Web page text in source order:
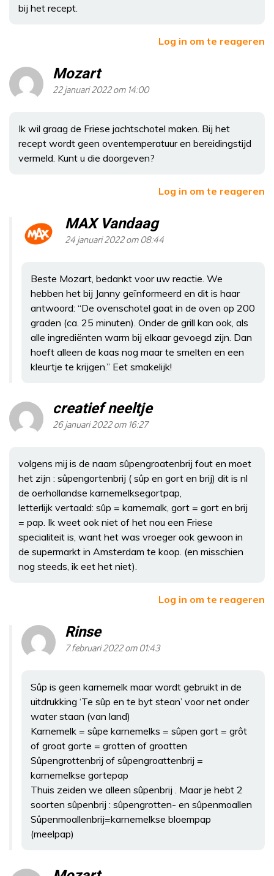
bij het recept.
Log in om te reageren
Mozart
22 januari 2022 om 14:00
Ik wil graag de Friese jachtschotel maken. Bij het
recept wordt geen oventemperatuur en bereidingstijd
vermeld. Kunt u die doorgeven?
Log in om te reageren
MAX Vandaag
24 januari 2022 om 08:44
Beste Mozart, bedankt voor uw reactie. We
hebben het bij Janny geïnformeerd en dit is haar
antwoord: “De ovenschotel gaat in de oven op 200
graden (ca. 25 minuten). Onder de grill kan ook, als
alle ingrediënten warm bij elkaar gevoegd zijn. Dan
hoeft alleen de kaas nog maar te smelten en een
kleurtje te krijgen.” Eet smakelijk!
creatief neeltje
26 januari 2022 om 16:27
volgens mij is de naam sûpengroatenbrij fout en moet
het zijn : sûpengortenbrij ( sûp en gort en brij) dit is nl
de oerhollandse karnemelksegortpap,
letterlijk vertaald: sûp = karnemalk, gort = gort en brij
= pap. Ik weet ook niet of het nou een Friese
specialiteit is, want het was vroeger ook gewoon in
de supermarkt in Amsterdam te koop. (en misschien
nog steeds, ik eet het niet).
Log in om te reageren
Rinse
7 februari 2022 om 01:43
Sûp is geen karnemelk maar wordt gebruikt in de
uitdrukking ‘Te sûp en te byt stean’ voor net onder
water staan (van land)
Karnemelk = sûpe karnemelks = sûpen gort = grôt
of groat gorte = grotten of groatten
Sûpengrottenbrij of sûpengroattenbrij =
karnemelkse gortepap
Thuis zeiden we alleen sûpenbrij . Maar je hebt 2
soorten sûpenbrij : sûpengrotten- en sûpenmoallen
Sûpenmoallenbrij=karnemelkse bloempap
(meelpap)